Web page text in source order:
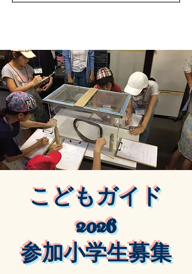
こどもガイド
2026
参加小学生募集